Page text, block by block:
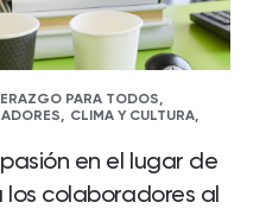
PARA TODOS,
CLIMA Y CULTURA,
en el lugar de
colaboradores al